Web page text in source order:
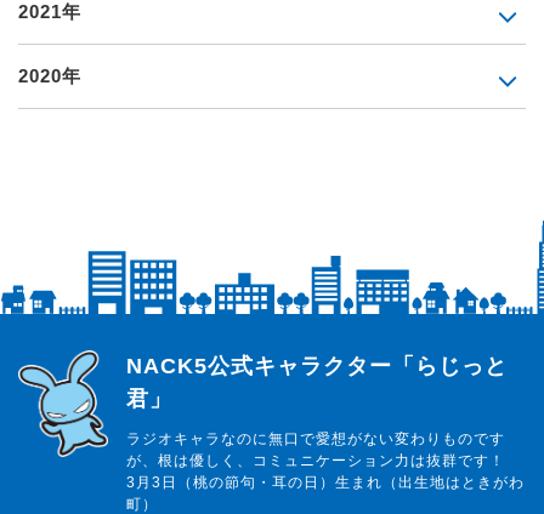
2021年
2020年
らじっと君
NACK5公式キャラクター「らじっと
君」
ラジオキャラなのに無口で愛想がない変わりものです
が、根は優しく、コミュニケーション力は抜群です！
3月3日（桃の節句・耳の日）生まれ（出生地はときがわ
町）